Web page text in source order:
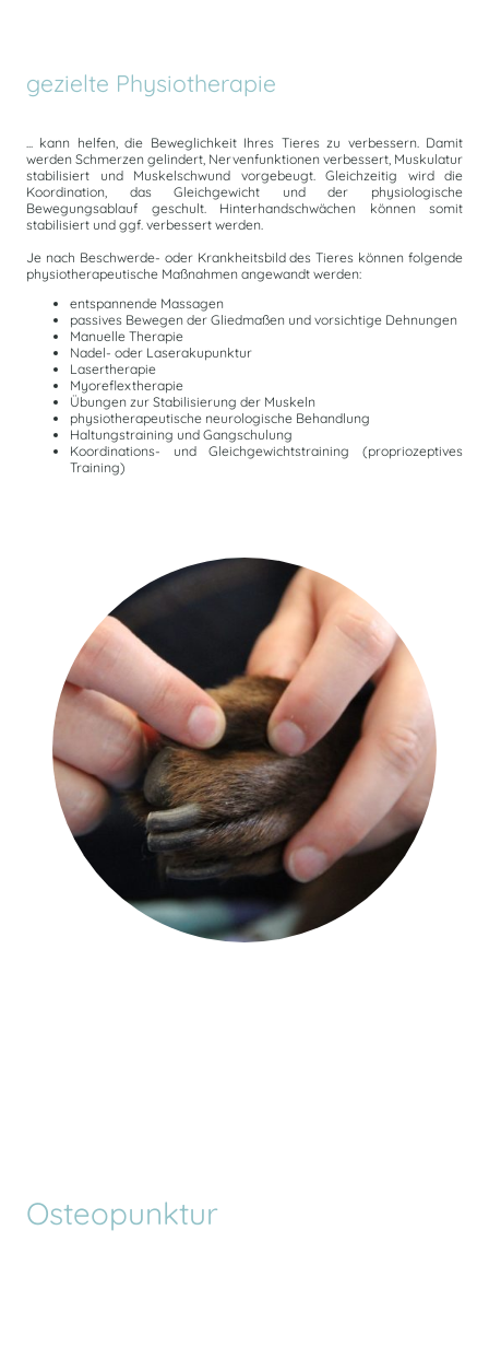
gezielte Physiotherapie
... kann helfen, die Beweglichkeit Ihres Tieres zu verbessern. Damit
werden Schmerzen gelindert, Nervenfunktionen verbessert, Muskulatur
stabilisiert und Muskelschwund vorgebeugt. Gleichzeitig wird die
Koordination, das Gleichgewicht und der physiologische
Bewegungsablauf geschult. Hinterhandschwächen können somit
stabilisiert und ggf. verbessert werden.
Je nach Beschwerde- oder Krankheitsbild des Tieres können folgende
physiotherapeutische Maßnahmen angewandt werden:
entspannende Massagen
passives Bewegen der Gliedmaßen und vorsichtige Dehnungen
Manuelle Therapie
Nadel- oder Laserakupunktur
Lasertherapie
Myoreflextherapie
Übungen zur Stabilisierung der Muskeln
physiotherapeutische neurologische Behandlung
Haltungstraining und Gangschulung
Koordinations- und Gleichgewichtstraining (propriozeptives
Training)
Osteopunktur